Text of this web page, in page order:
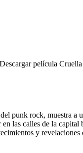
película
punk rock, muestra
las calles de la
y